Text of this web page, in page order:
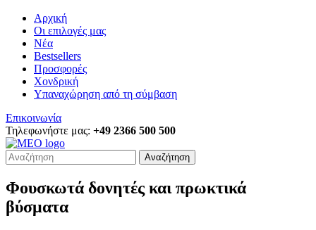
Αρχική
Οι επιλογές μας
Νέα
Bestsellers
Προσφορές
Χονδρική
Υπαναχώρηση από τη σύμβαση
Επικοινωνία
Τηλεφωνήστε μας: +49 2366 500 500
Αναζήτηση
Φουσκωτά δονητές και πρωκτικά
βύσματα